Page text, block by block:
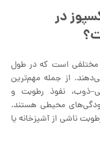
در
مختلفی است که در طول
از جمله مهم‌ترین
نفوذ رطوبت و
محیطی هستند.
ناشی از آشپزخانه یا